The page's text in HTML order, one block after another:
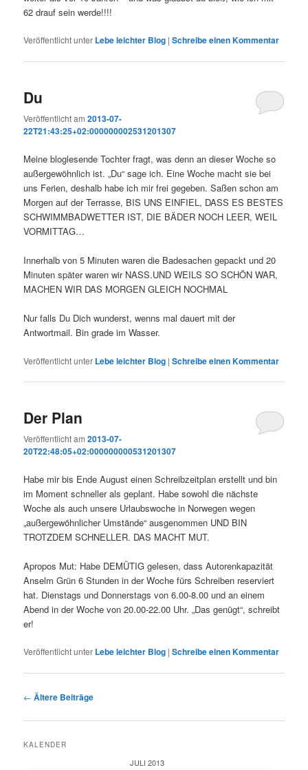
62 drauf sein werde!!!!
Veröffentlicht unter Lebe leichter Blog |Schreibe einen Kommentar
Du
Veröffentlicht am2013-07-
22T21:43:25+02:000000002531201307
Meine bloglesende Tochter fragt, was denn an dieser Woche so
außergewöhnlich ist. „Du“ sage ich. Eine Woche macht sie bei
uns Ferien, deshalb habe ich mir frei gegeben. Saßen schon am
Morgen auf der Terrasse, BIS UNS EINFIEL, DASS ES BESTES
SCHWIMMBADWETTER IST, DIE BÄDER NOCH LEER, WEIL
VORMITTAG…
Innerhalb von 5 Minuten waren die Badesachen gepackt und 20
Minuten später waren wir NASS.UND WEILS SO SCHÖN WAR,
MACHEN WIR DAS MORGEN GLEICH NOCHMAL
Nur falls Du Dich wunderst, wenns mal dauert mit der
Antwortmail. Bin grade im Wasser.
Veröffentlicht unter Lebe leichter Blog |Schreibe einen Kommentar
Der Plan
Veröffentlicht am2013-07-
20T22:48:05+02:000000000531201307
Habe mir bis Ende August einen Schreibzeitplan erstellt und bin
im Moment schneller als geplant. Habe sowohl die nächste
Woche als auch unsere Urlaubswoche in Norwegen wegen
„außergewöhnlicher Umstände“ ausgenommen UND BIN
TROTZDEM SCHNELLER. DAS MACHT MUT.
Apropos Mut: Habe DEMÜTIG gelesen, dass Autorenkapazität
Anselm Grün 6 Stunden in der Woche fürs Schreiben reserviert
hat. Dienstags und Donnerstags von 6.00-8.00 und an einem
Abend in der Woche von 20.00-22.00 Uhr. „Das genügt“, schreibt
er!
Veröffentlicht unter Lebe leichter Blog |Schreibe einen Kommentar
Beitragsnavigation
← Ältere Beiträge
KALENDER
JULI 2013